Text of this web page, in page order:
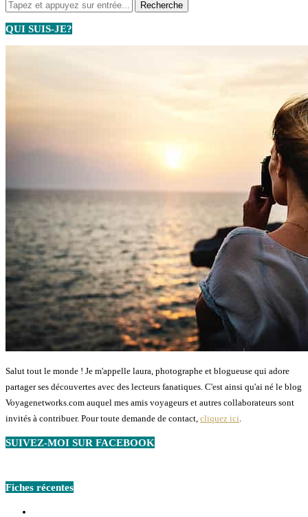
QUI SUIS-JE?
Salut tout le monde ! Je m'appelle laura, photographe et blogueuse qui adore
partager ses découvertes avec des lecteurs fanatiques. C'est ainsi qu'ai né le blog
Voyagenetworks.com auquel mes amis voyageurs et autres collaborateurs sont
invités à contribuer. Pour toute demande de contact, cliquez ici
SUIVEZ-MOI SUR FACEBOOK
Fiches récentes